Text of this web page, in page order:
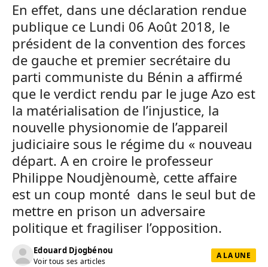
En effet, dans une déclaration rendue
publique ce Lundi 06 Août 2018, le
président de la convention des forces
de gauche et premier secrétaire du
parti communiste du Bénin a affirmé
que le verdict rendu par le juge Azo est
la matérialisation de l’injustice, la
nouvelle physionomie de l’appareil
judiciaire sous le régime du « nouveau
départ. A en croire le professeur
Philippe Noudjènoumè, cette affaire
est un coup monté dans le seul but de
mettre en prison un adversaire
politique et fragiliser l’opposition.
Edouard Djogbénou
Voir tous ses articles
A LA UNE